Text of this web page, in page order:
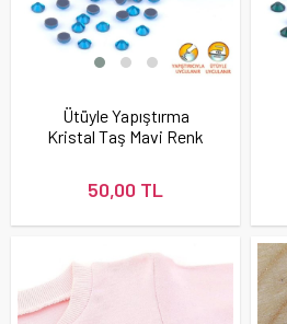
Ütüyle Yapıştırma
Kristal Taş Mavi Renk
50,00 TL